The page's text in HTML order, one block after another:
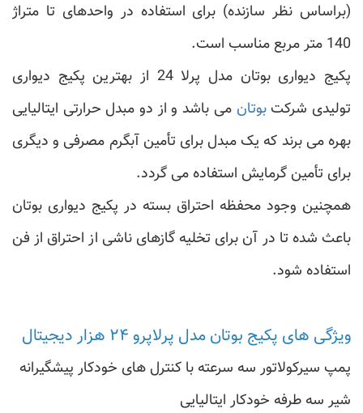
(براساس نظر سازنده) برای استفاده در واحدهای تا متراژ
140 متر مربع مناسب است.
پکیج دیواری بوتان مدل پرلا 24 از بهترین پکیج دیواری
تولیدی شرکتبوتان می باشد و از دو مبدل حرارتی ایتالیایی
بهره می برند که یک مبدل برای تأمین آبگرم مصرفی و دیگری
برای تأمین گرمایش استفاده می گردد.
همچنین وجود محفظه احتراق بسته در پکیج دیواری بوتان
باعث شده تا در آن برای تخلیه گازهای ناشی از احتراق از فن
استفاده شود.
ویژگی های پکیج بوتان مدل پرلاپرو ۲۴ هزار دیجیتال
پمپ سیرکولاتور سه سرعته با کنترل های خودکار پیشگیرانه
شیر سه طرفه خودکار ایتالیایی